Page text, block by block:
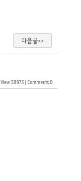
다음글>>
View 38975| Comments 0